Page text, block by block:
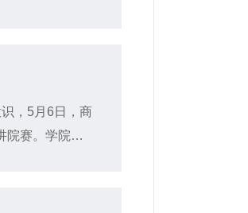
，5月6日，商
院赛。学院学